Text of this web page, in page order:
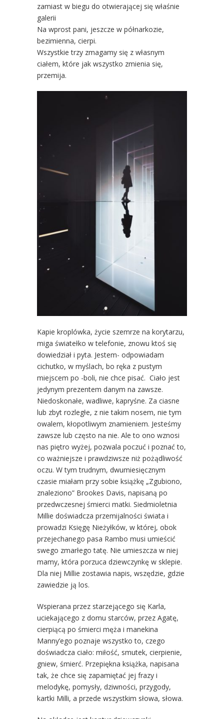
zamiast w biegu do otwierającej się właśnie
galerii
Na wprost pani, jeszcze w półnarkozie,
bezimienna, cierpi.
Wszystkie trzy zmagamy się z własnym
ciałem, które jak wszystko zmienia się,
przemija.
Kapie kroplówka, życie szemrze na korytarzu,
miga światełko w telefonie, znowu ktoś się
dowiedział i pyta. Jestem- odpowiadam
cichutko, w myślach, bo ręka z pustym
miejscem po -boli, nie chce pisać. Ciało jest
jedynym prezentem danym na zawsze.
Niedoskonałe, wadliwe, kapryśne. Za ciasne
lub zbyt rozległe, z nie takim nosem, nie tym
owalem, kłopotliwym znamieniem. Jesteśmy
zawsze lub często na nie. Ale to ono wznosi
nas piętro wyżej, pozwala poczuć i poznać to,
co ważniejsze i prawdziwsze niż pożądliwość
oczu. W tym trudnym, dwumiesięcznym
czasie miałam przy sobie książkę „Zgubiono,
znaleziono” Brookes Davis, napisaną po
przedwczesnej śmierci matki. Siedmioletnia
Millie doświadcza przemijalności świata i
prowadzi Księgę Nieżyłków, w której, obok
przejechanego pasa Rambo musi umieścić
swego zmarłego tatę. Nie umieszcza w niej
mamy, która porzuca dziewczynkę w sklepie.
Dla niej Millie zostawia napis, wszędzie, gdzie
zawiedzie ją los.
Wspierana przez starzejącego się Karla,
uciekającego z domu starców, przez Agatę,
cierpiącą po śmierci męża i manekina
Manny’ego poznaje wszystko to, czego
doświadcza ciało: miłość, smutek, cierpienie,
gniew, śmierć. Przepiękna książka, napisana
tak, że chce się zapamiętać jej frazy i
melodykę, pomysły, dziwności, przygody,
kartki Milli, a przede wszystkim słowa, słowa.